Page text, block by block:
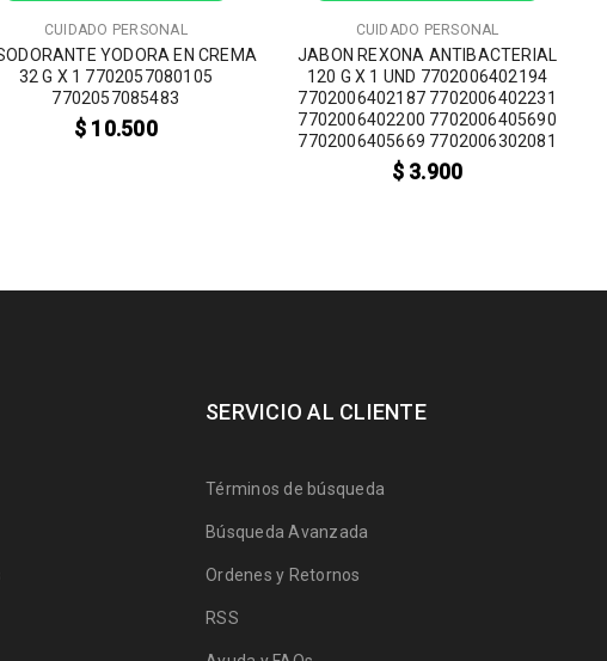
CUIDADO PERSONAL
YODORA EN CREMA
32 G X 1 7702057080105
7702057085483
$ 10.500
CUIDADO PERSONAL
JABON REXONA ANTIBACTERIAL
120 G X 1 UND 7702006402194
7702006402187 7702006402231
7702006402200 7702006405690
7702006405669 7702006302081
$3.900
SERVICIO AL CLIENTE
Términos de búsqueda
Búsqueda Avanzada
Ordenes y Retornos
RSS